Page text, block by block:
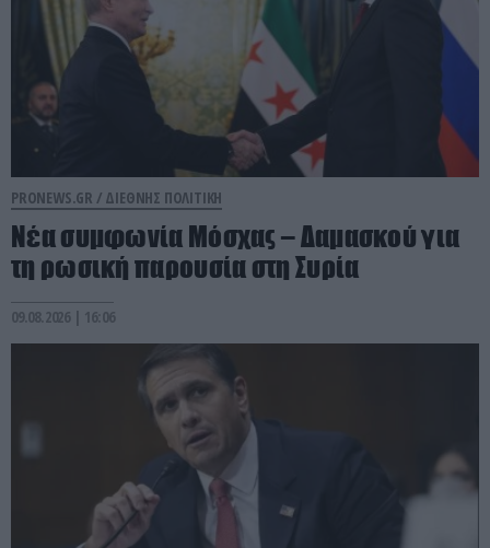
PRONEWS.GR / ΔΙΕΘΝΗΣ ΠΟΛΙΤΙΚΗ
Νέα συμφωνία Μόσχας – Δαμασκού για
τη ρωσική παρουσία στη Συρία
09.08.2026 | 16:06